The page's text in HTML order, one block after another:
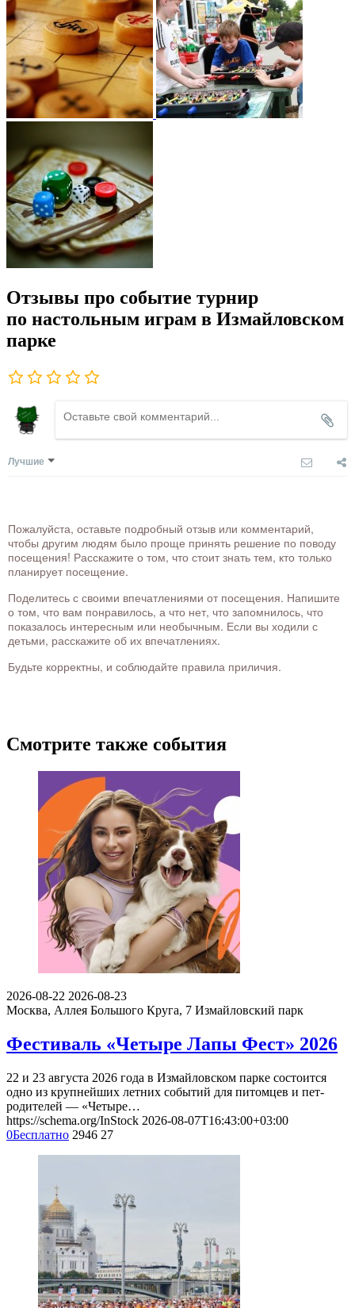
Отзывы про событие турнир
по настольным играм в Измайловском
парке
Лучшие
Пожалуйста, оставьте подробный отзыв или комментарий,
чтобы другим людям было проще принять решение по поводу
посещения! Расскажите о том, что стоит знать тем, кто только
планирует посещение.
Поделитесь с своими впечатлениями от посещения. Напишите
о том, что вам понравилось, а что нет, что запомнилось, что
показалось интересным или необычным. Если вы ходили с
детьми, расскажите об их впечатлениях.
Будьте корректны, и соблюдайте правила приличия.
Смотрите также события
2026-08-22 2026-08-23
Москва, Аллея Большого Круга, 7 Измайловский парк
Фестиваль «Четыре Лапы Фест» 2026
22 и 23 августа 2026 года в Измайловском парке состоится
одно из крупнейших летних событий для питомцев и пет-
родителей — «Четыре…
https://schema.org/InStock 2026-08-07T16:43:00+03:00
0Бесплатно 2946 27